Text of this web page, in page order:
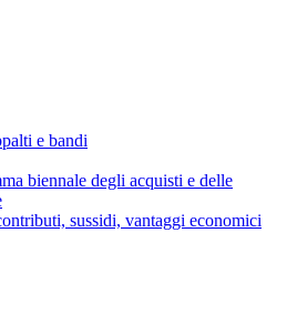
e bandi
biennale degli acquisti e delle
sussidi, vantaggi economici